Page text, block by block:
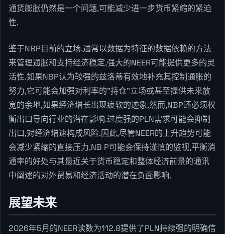
通货膨胀仍然是一个问题,可能减少进一步货币紧缩的紧迫
性.
鉴于NBP目前的立场,通常以数据为特征的数据依赖的方法
来管理通胀和支持经济稳定,强大的NEER可能提供更多的灵
活性.如果NBP认为较强的兹洛蒂有效地补充其控制通胀的
努力,它可能会加强对利率的"持仓"立场或甚至提供未来放
宽的余地,如果经济增长出现疲软的迹象.然而,NBP还必须权
衡出口导向行业的潜在影响.过度强的PLN需求可能会抑制
出口,对经济增速构成风险.因此,尽管NEER的上升趋势可能
会减少紧缩的直接压力,NB P可能会保持谨慎的监视,平衡消
通率的好处与其最近关于货币稳定和整体经济前景的通讯
中阐述的对外贸易和经济活动的潜在负面影响.
展望未来
2026年5月的NEER读数为112.8提供了PLN持续强的明确信